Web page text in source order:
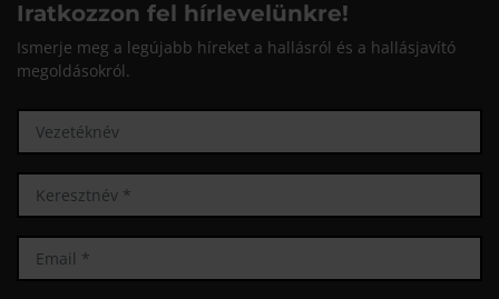
Iratkozzon fel hírlevelünkre!
Ismerje meg a legújabb híreket a hallásról és a hallásjavító
megoldásokról.